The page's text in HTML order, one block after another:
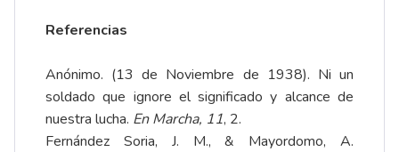
Referencias
Anónimo. (13 de Noviembre de 1938). Ni un
soldado que ignore el significado y alcance de
nuestra lucha. En Marcha, 11, 2.
Fernández Soria, J. M., & Mayordomo, A.